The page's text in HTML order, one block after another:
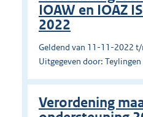
IOAW en IOAZ
2022
Geldend van 11-11-2022 t/
Uitgegeven door: Teylingen
Verordening